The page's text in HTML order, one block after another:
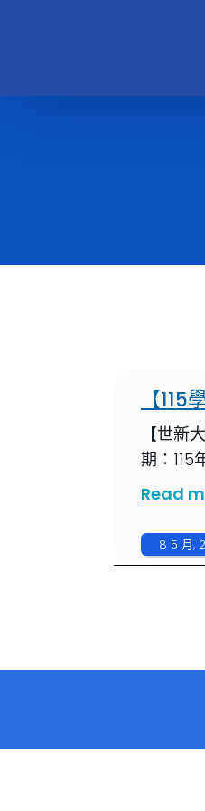
【
【世新
期：115
Read
8 5 月,